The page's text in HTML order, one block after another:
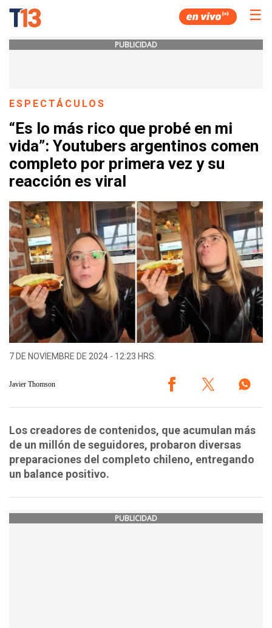
☰
PUBLICIDAD
ESPECTÁCULOS
“Es lo más rico que probé en mi
vida”: Youtubers argentinos comen
completo por primera vez y su
reacción es viral
7 DE NOVIEMBRE DE 2024 - 12:23 HRS.
Javier Thomson
Los creadores de contenidos, que acumulan más
de un millón de seguidores, probaron diversas
preparaciones del completo chileno, entregando
un balance positivo.
PUBLICIDAD